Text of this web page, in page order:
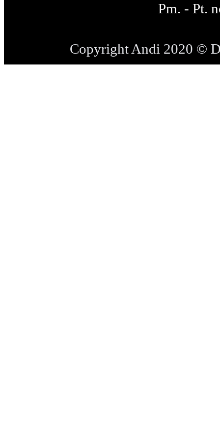
Pm. - Pt.
Copyright Andi 2020 ©